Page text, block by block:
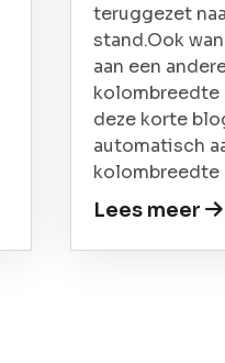
teruggezet
stand.Ook
aan een
kolombreedte
deze korte
automatisch
kolombreedte
Lees meer